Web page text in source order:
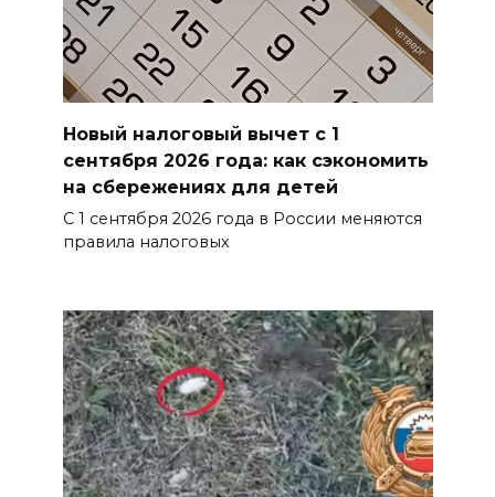
Новый налоговый вычет с 1
сентября 2026 года: как сэкономить
на сбережениях для детей
С 1 сентября 2026 года в России меняются
правила налоговых